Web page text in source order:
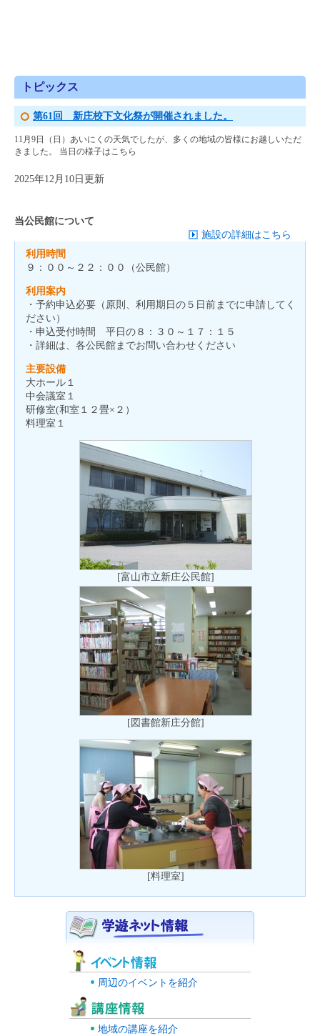
トピックス
第61回 新庄校下文化祭が開催されました。
11月9日（日）あいにくの天気でしたが、多くの地域の皆様にお越しいただ
きました。 当日の様子はこちら
2025年12月10日更新
当公民館について
施設の詳細はこちら
利用時間
９：００～２２：００（公民館）
利用案内
・予約申込必要（原則、利用期日の５日前までに申請してく
ださい）
・申込受付時間 平日の８：３０～１７：１５
・詳細は、各公民館までお問い合わせください
主要設備
大ホール１
中会議室１
研修室(和室１２畳×２）
料理室１
[富山市立新庄公民館]
[図書館新庄分館]
[料理室]
周辺のイベントを紹介
地域の講座を紹介